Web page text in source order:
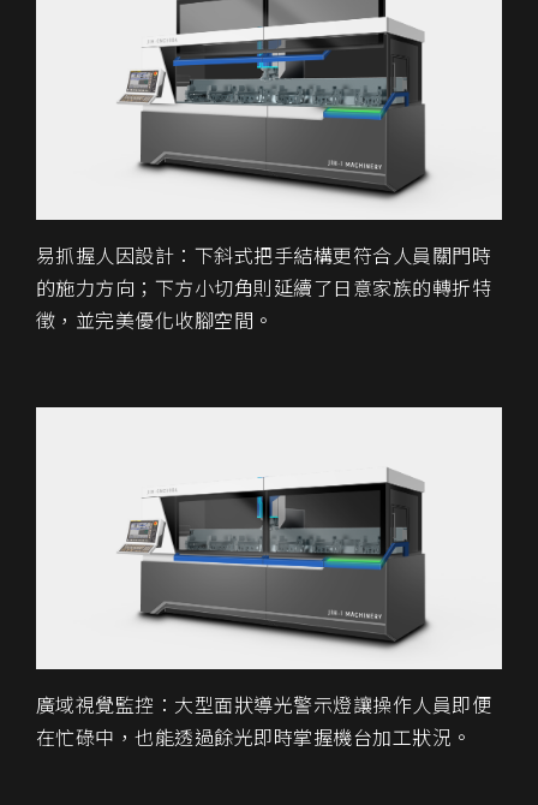
易抓握人因設計：下斜式把手結構更符合人員關門時
的施力方向；下方小切角則延續了日意家族的轉折特
徵，並完美優化收腳空間。
廣域視覺監控：大型面狀導光警示燈讓操作人員即便
在忙碌中，也能透過餘光即時掌握機台加工狀況。